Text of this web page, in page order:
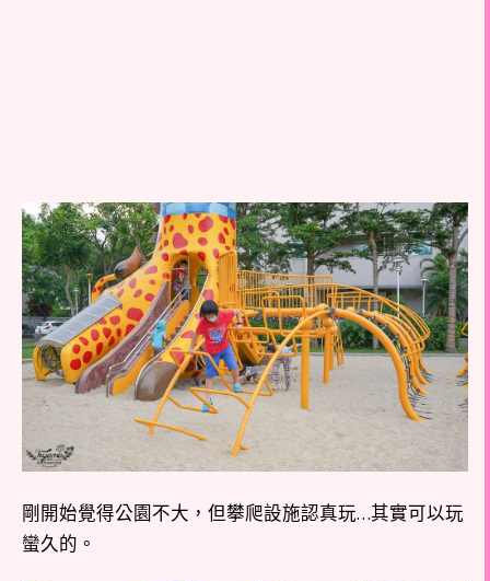
剛開始覺得公園不大，但攀爬設施認真玩…其實可以玩
蠻久的。